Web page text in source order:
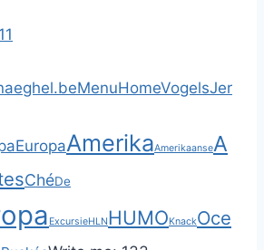
MenuHomeVogelsJer
EuropaAmerikaAmerikaanseA
ChéDe
ExcursieHLNHUMOKnackOce